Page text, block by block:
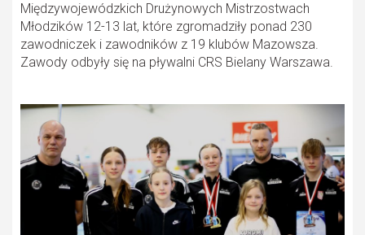
Międzywojewódzkich Drużynowych Mistrzostwach
Młodzików 12-13 lat, które zgromadziły ponad 230
zawodniczek i zawodników z 19 klubów Mazowsza.
Zawody odbyły się na pływalni CRS Bielany Warszawa.